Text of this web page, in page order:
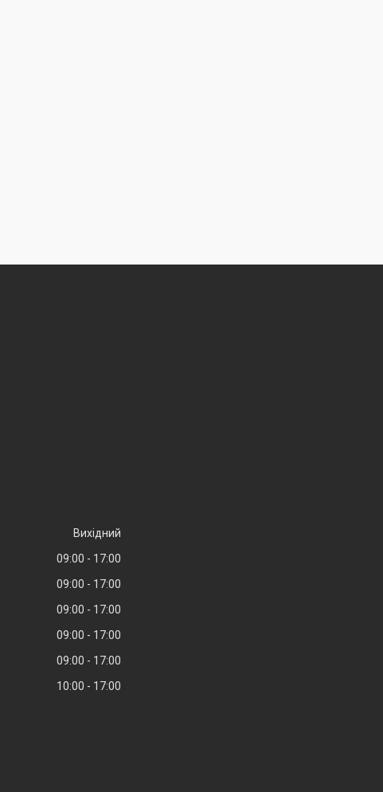
Вихідний
09:00
17:00
09:00
17:00
09:00
17:00
09:00
17:00
09:00
17:00
10:00 17:00